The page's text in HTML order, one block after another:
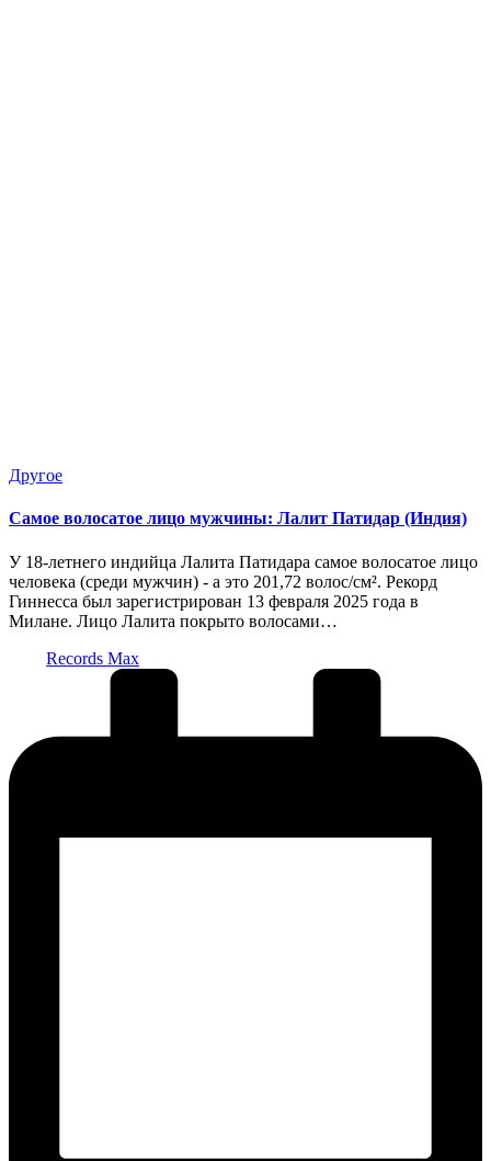
Опубликовано
Другое
Самое волосатое лицо мужчины: Лалит Патидар (Индия)
У 18-летнего индийца Лалита Патидара самое волосатое лицо
человека (среди мужчин) - а это 201,72 волос/см². Рекорд
Гиннесса был зарегистрирован 13 февраля 2025 года в
Милане. Лицо Лалита покрыто волосами…
Records Max